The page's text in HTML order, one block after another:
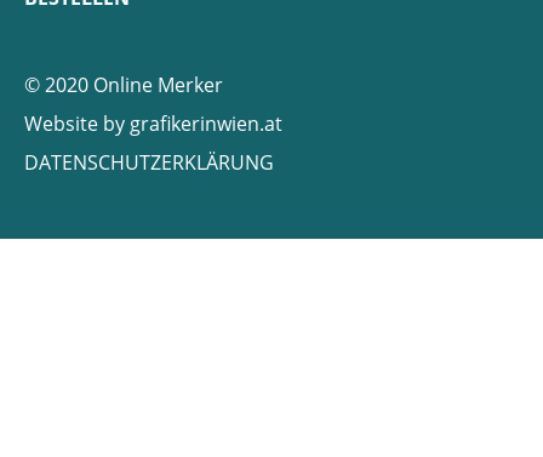
© 2020 Online Merker
Website by grafikerinwien.at
DATENSCHUTZERKLÄRUNG